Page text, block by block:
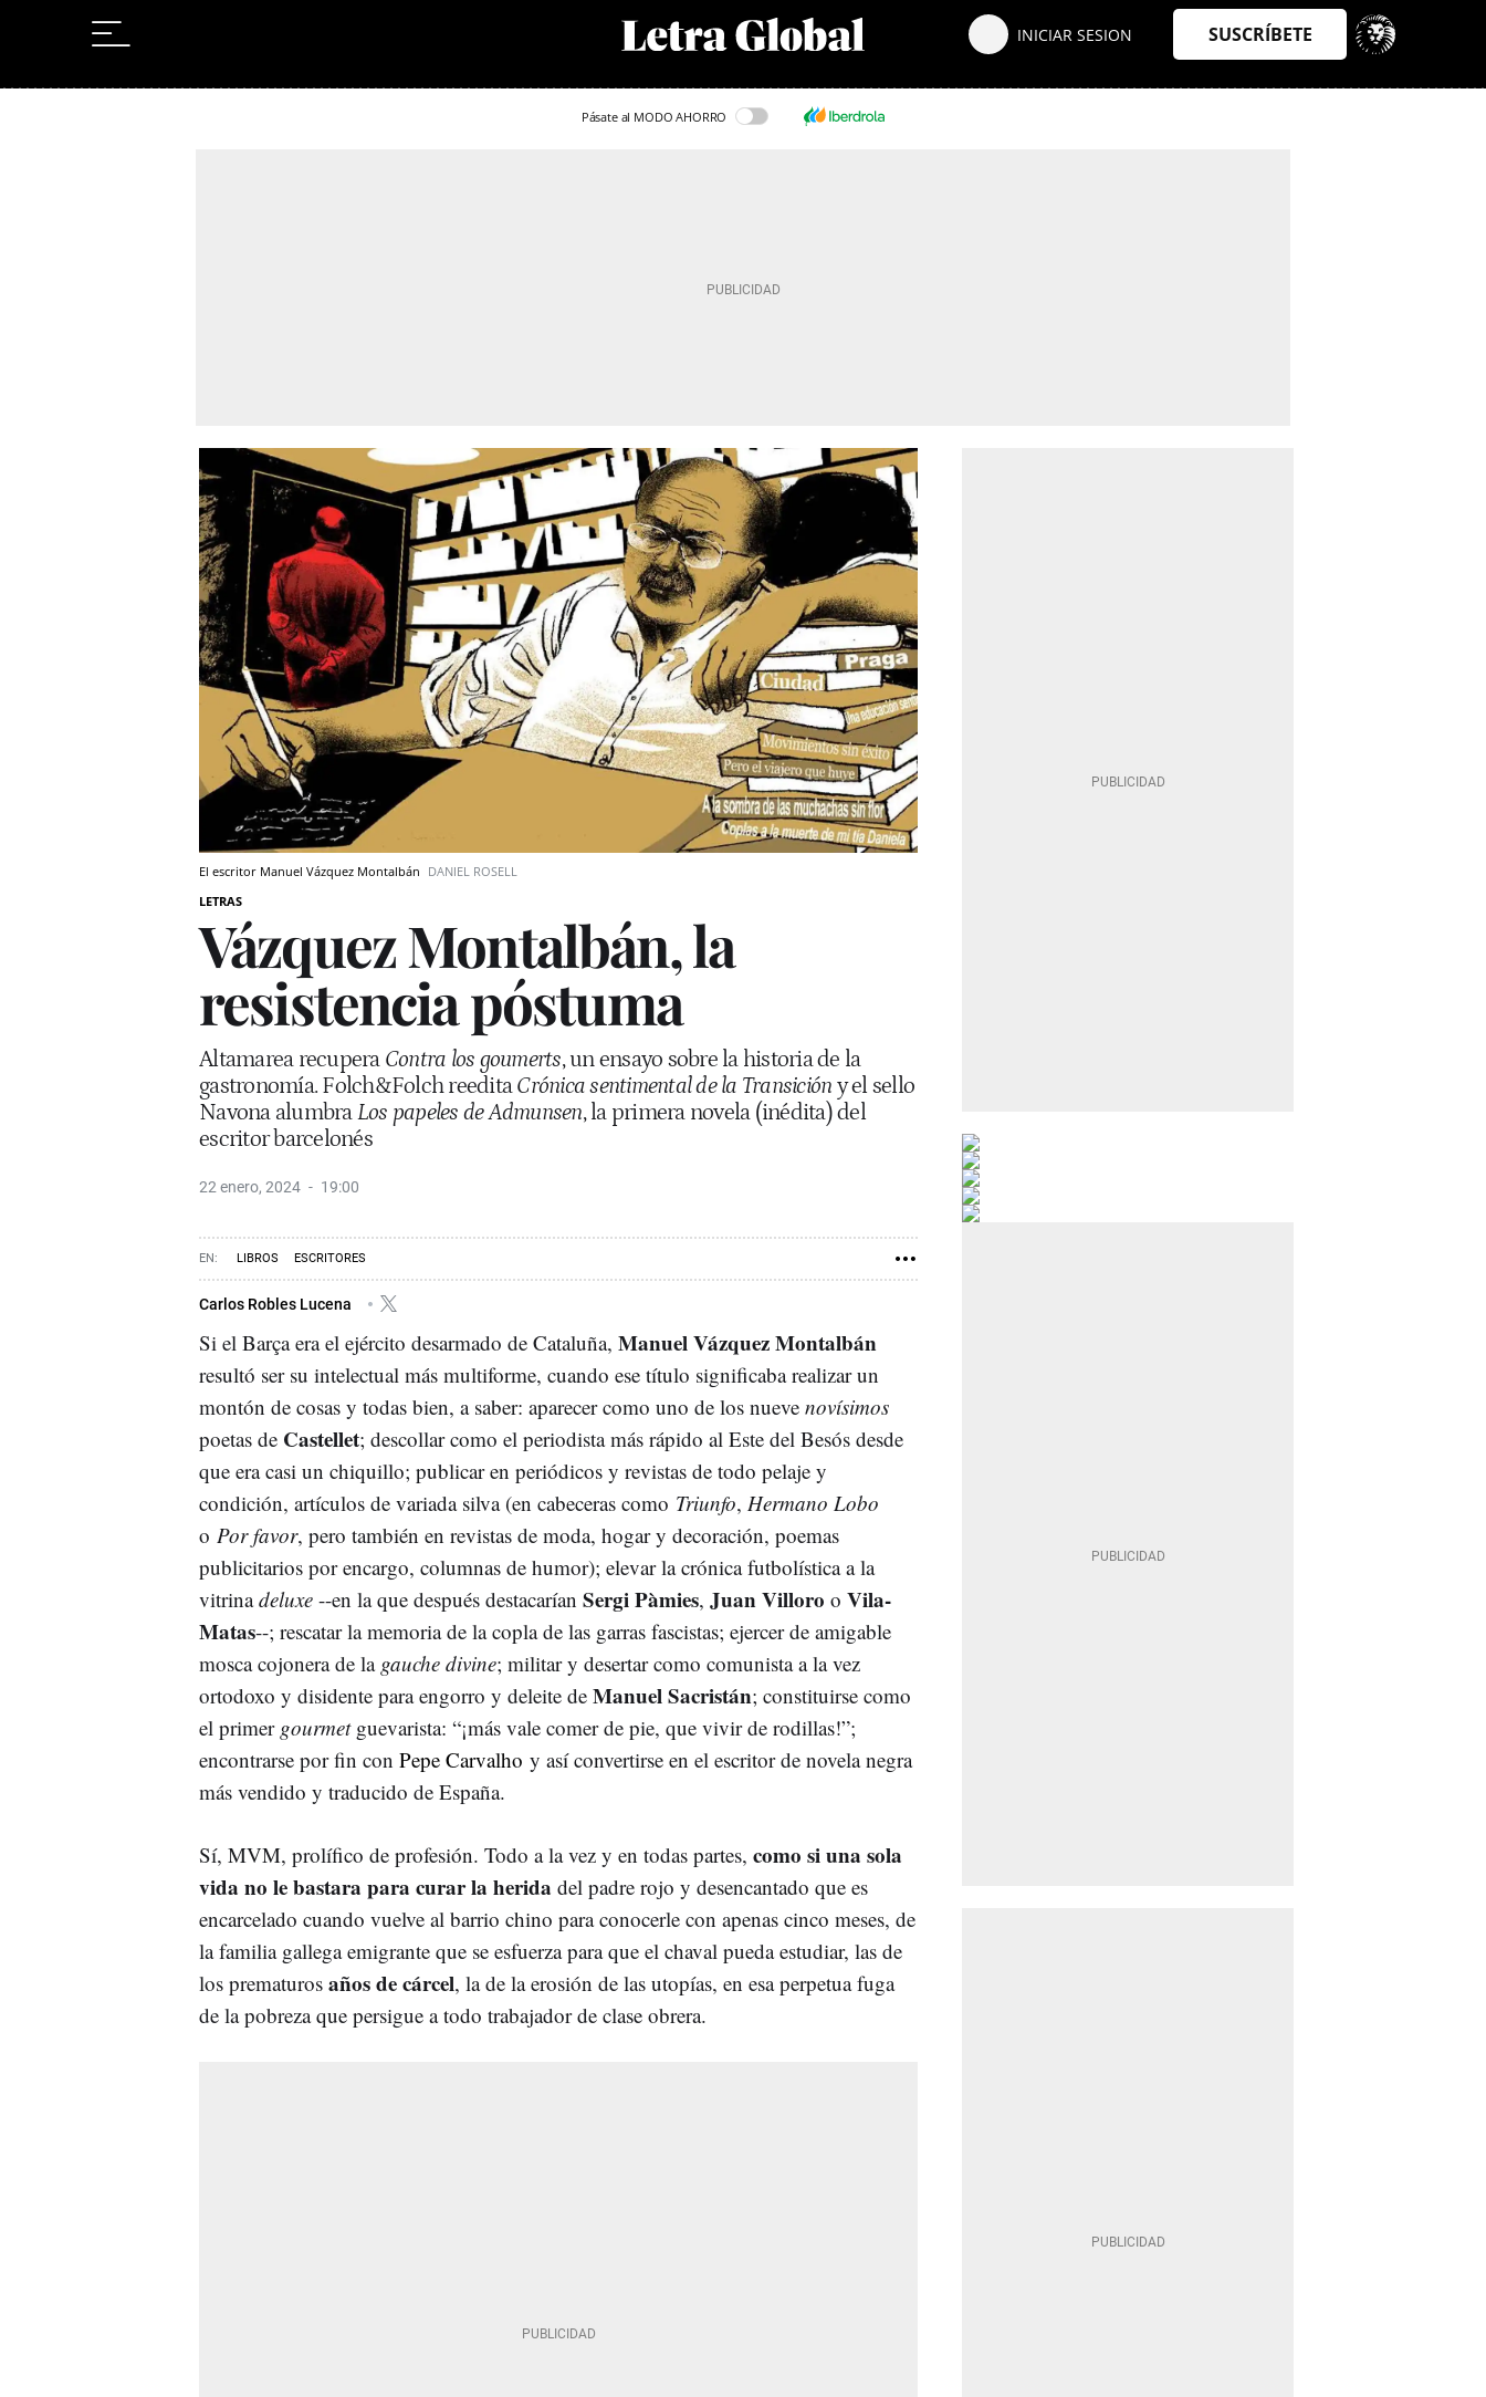
Pásate al MODO AHORRO
El escritor Manuel Vázquez Montalbán DANIEL ROSELL
LETRAS
Vázquez Montalbán, la
resistencia póstuma
Altamarea recupera Contra los goumerts, un ensayo sobre la historia de la
gastronomía. Folch&Folch reeditaCrónica sentimental de la Transición y el sello
Navona alumbraLos papeles de Admunsen, la primera novela (inédita) del
escritor barcelonés
22 enero, 2024 19:00
LIBROS ESCRITORES
Carlos Robles Lucena
Si el Barça era el ejército desarmado de Cataluña, Manuel Vázquez Montalbán
resultó ser su intelectual más multiforme, cuando ese título significaba realizar un
montón de cosas y todas bien, a saber: aparecer como uno de los nueve novísimos
poetas de Castellet; descollar como el periodista más rápido al Este del Besós desde
que era casi un chiquillo; publicar en periódicos y revistas de todo pelaje y
condición, artículos de variada silva (en cabeceras como Triunfo, Hermano Lobo
o Por favor, pero también en revistas de moda, hogar y decoración, poemas
publicitarios por encargo, columnas de humor); elevar la crónica futbolística a la
vitrinadeluxe --en la que después destacarían Sergi Pàmies, Juan Villoro o Vila-
Matas--; rescatar la memoria de la copla de las garras fascistas; ejercer de amigable
mosca cojonera de la gauche divine; militar y desertar como comunista a la vez
ortodoxo y disidente para engorro y deleite de Manuel Sacristán; constituirse como
el primer gourmetguevarista: “¡más vale comer de pie, que vivir de rodillas!”;
encontrarse por fin con Pepe Carvalho y así convertirse en el escritor de novela negra
más vendido y traducido de España.
Sí, MVM, prolífico de profesión. Todo a la vez y en todas partes, como si una sola
vida no le bastara para curar la herida del padre rojo y desencantado que es
encarcelado cuando vuelve al barrio chino para conocerle con apenas cinco meses, de
la familia gallega emigrante que se esfuerza para que el chaval pueda estudiar, las de
los prematuros años de cárcel, la de la erosión de las utopías, en esa perpetua fuga
de la pobreza que persigue a todo trabajador de clase obrera.